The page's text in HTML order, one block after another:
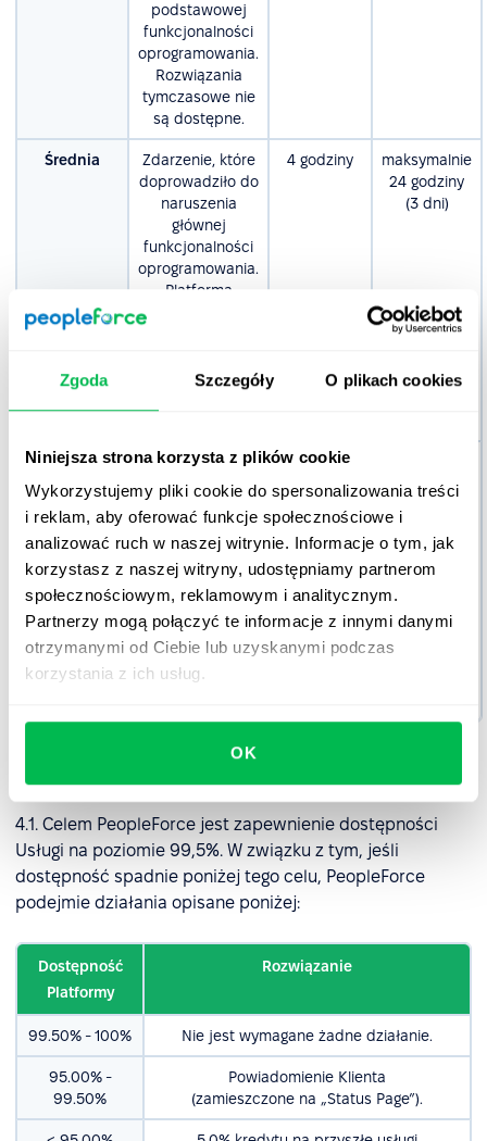
Zgoda Szczegóły O plikach cookies
Niniejsza strona korzysta z plików cookie
Wykorzystujemy pliki cookie do spersonalizowania treści
i reklam, aby oferować funkcje społecznościowe i
analizować ruch w naszej witrynie. Informacje o tym, jak
korzystasz z naszej witryny, udostępniamy partnerom
społecznościowym, reklamowym i analitycznym.
Partnerzy mogą połączyć te informacje z innymi danymi
otrzymanymi od Ciebie lub uzyskanymi podczas
korzystania z ich usług.
OK
podstawowej
funkcjonalności
oprogramowania.
Rozwiązania
tymczasowe nie
są dostępne.
Średnia
Zdarzenie, które
doprowadziło do
naruszenia
głównej
funkcjonalności
oprogramowania.
Platforma
rozwiązania
4 godziny
maksymalnie
24 godziny
(3 dni)
Niekrytyczna
/ Niska
Błędy, które nie
wpływają
znacząco na
funkcjonalność
lub wydajność
oprogramowania.
Przykłady:
ulepszenia
produktów,
pytania
dotyczące
8 godzin
80 godzin
4. Dostępność Platformy
4.1. Celem PeopleForce jest zapewnienie dostępności
Usługi na poziomie 99,5%. W związku z tym, jeśli
dostępność spadnie poniżej tego celu, PeopleForce
podejmie działania opisane poniżej:
Dostępność
Platformy
Rozwiązanie
99.50% - 100% Nie jest wymagane żadne działanie.
95.00% -
99.50%
Powiadomienie Klienta
(zamieszczone na „Status Page”).